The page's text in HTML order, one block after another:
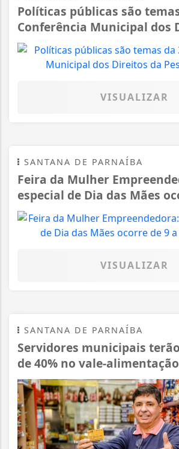
Políticas públicas são
Conferência Municipal dos
VISUALIZAR
SANTANA DE PARNAÍBA
Feira da Mulher
especial de Dia das Mães
VISUALIZAR
SANTANA DE PARNAÍBA
Servidores municipais
de 40% no vale-alimentação